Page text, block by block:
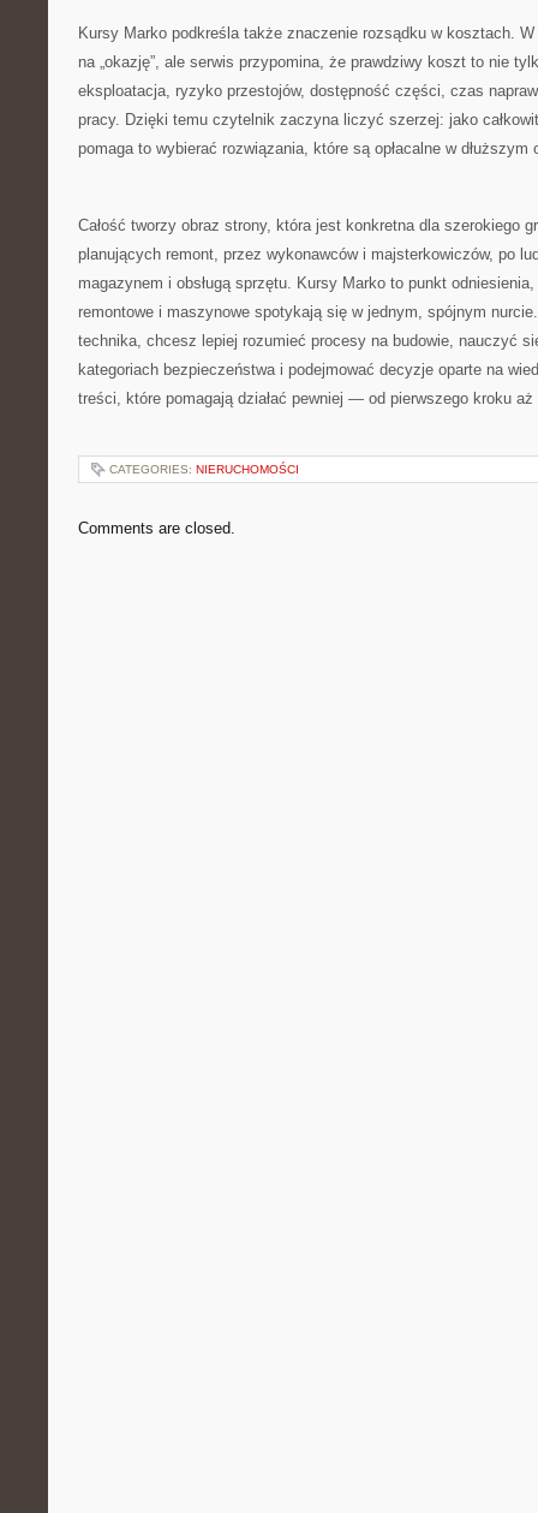
Kursy Marko podkreśla także znaczenie rozsądku w kosztach.
na „okazję”, ale serwis przypomina, że prawdziwy koszt to nie
eksploatacja, ryzyko przestojów, dostępność części, czas
pracy. Dzięki temu czytelnik zaczyna liczyć szerzej: jako
pomaga to wybierać rozwiązania, które są opłacalne w dłuższym
Całość tworzy obraz strony, która jest konkretna dla szerokiego
planujących remont, przez wykonawców i majsterkowiczów, po
magazynem i obsługą sprzętu. Kursy Marko to punkt
remontowe i maszynowe spotykają się w jednym, spójnym
technika, chcesz lepiej rozumieć procesy na budowie, nauczyć
kategoriach bezpieczeństwa i podejmować decyzje oparte na
treści, które pomagają działać pewniej — od pierwszego kroku
CATEGORIES: NIERUCHOMOŚCI
Comments are closed.